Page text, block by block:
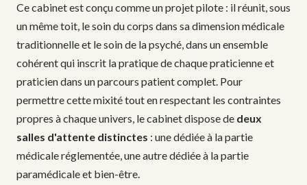
Ce cabinet est conçu comme un projet pilote : il réunit, sous
un même toit, le soin du corps dans sa dimension médicale
traditionnelle et le soin de la psyché, dans un ensemble
cohérent qui inscrit la pratique de chaque praticienne et
praticien dans un parcours patient complet. Pour
permettre cette mixité tout en respectant les contraintes
propres à chaque univers, le cabinet dispose de deux
salles d'attente distinctes : une dédiée à la partie
médicale réglementée, une autre dédiée à la partie
paramédicale et bien-être.